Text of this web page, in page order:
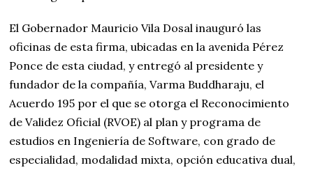
El Gobernador Mauricio Vila Dosal inauguró las
oficinas de esta firma, ubicadas en la avenida Pérez
Ponce de esta ciudad, y entregó al presidente y
fundador de la compañía, Varma Buddharaju, el
Acuerdo 195 por el que se otorga el Reconocimiento
de Validez Oficial (RVOE) al plan y programa de
estudios en Ingeniería de Software, con grado de
especialidad, modalidad mixta, opción educativa dual,